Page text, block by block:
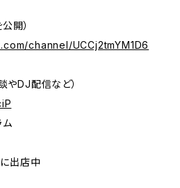
開）
channel/UCCj2tmYM1D6
やDJ配信など）
ム
出店中